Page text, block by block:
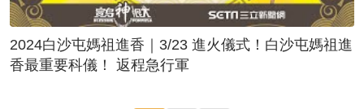
2024白沙屯媽祖進香｜3/23 進火儀式！白沙屯媽祖進
香最重要科儀！ 返程急行軍